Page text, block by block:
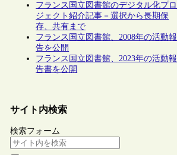
フランス国立図書館のデジタル化プロ
ジェクト紹介記事－選択から長期保
存、共有まで
フランス国立図書館、2008年の活動報
告を公開
フランス国立図書館、2023年の活動報
告書を公開
サイト内検索
検索フォーム